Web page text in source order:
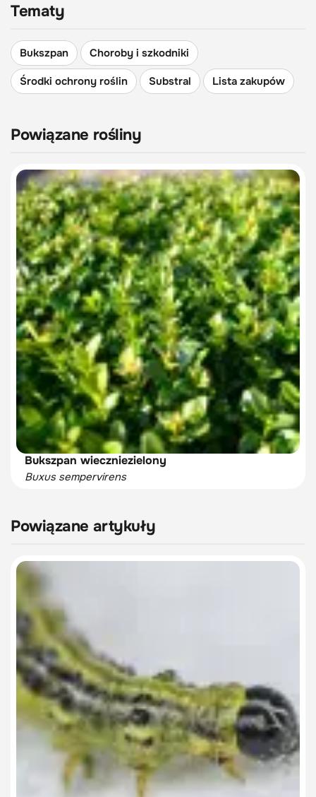
Tematy
Bukszpan
Choroby i szkodniki
Środki ochrony roślin
Substral Lista zakupów
Powiązane rośliny
Bukszpan wieczniezielony
Buxus sempervirens
Powiązane artykuły